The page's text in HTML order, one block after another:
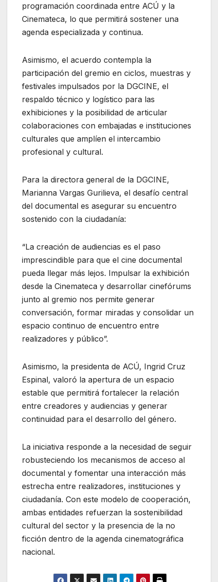
programación coordinada entre ACÚ y la
Cinemateca, lo que permitirá sostener una
agenda especializada y continua.
Asimismo, el acuerdo contempla la
participación del gremio en ciclos, muestras y
festivales impulsados por la DGCINE, el
respaldo técnico y logístico para las
exhibiciones y la posibilidad de articular
colaboraciones con embajadas e instituciones
culturales que amplíen el intercambio
profesional y cultural.
Para la directora general de la DGCINE,
Marianna Vargas Gurilieva, el desafío central
del documental es asegurar su encuentro
sostenido con la ciudadanía:
“La creación de audiencias es el paso
imprescindible para que el cine documental
pueda llegar más lejos. Impulsar la exhibición
desde la Cinemateca y desarrollar cinefórums
junto al gremio nos permite generar
conversación, formar miradas y consolidar un
espacio continuo de encuentro entre
realizadores y público”.
Asimismo, la presidenta de ACÚ, Ingrid Cruz
Espinal, valoró la apertura de un espacio
estable que permitirá fortalecer la relación
entre creadores y audiencias y generar
continuidad para el desarrollo del género.
La iniciativa responde a la necesidad de seguir
robusteciendo los mecanismos de acceso al
documental y fomentar una interacción más
estrecha entre realizadores, instituciones y
ciudadanía. Con este modelo de cooperación,
ambas entidades refuerzan la sostenibilidad
cultural del sector y la presencia de la no
ficción dentro de la agenda cinematográfica
nacional.